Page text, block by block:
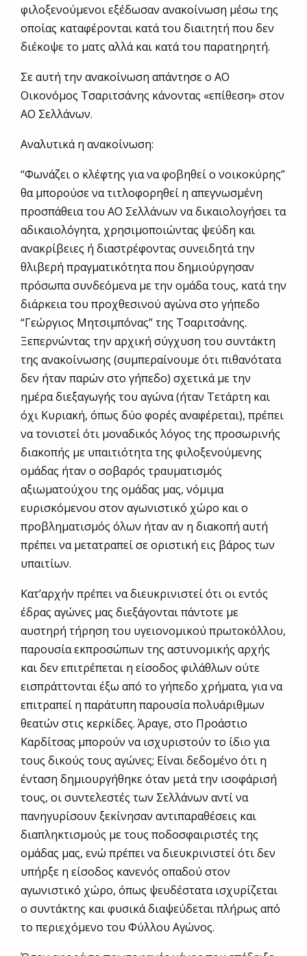
φιλοξενούμενοι εξέδωσαν ανακοίνωση μέσω της
οποίας καταφέρονται κατά του διαιτητή που δεν
διέκοψε το ματς αλλά και κατά του παρατηρητή.
Σε αυτή την ανακοίνωση απάντησε ο ΑΟ
Οικονόμος Τσαριτσάνης κάνοντας «επίθεση» στον
ΑΟ Σελλάνων.
Αναλυτικά η ανακοίνωση:
“Φωνάζει ο κλέφτης για να φοβηθεί ο νοικοκύρης”
θα μπορούσε να τιτλοφορηθεί η απεγνωσμένη
προσπάθεια του ΑΟ Σελλάνων να δικαιολογήσει τα
αδικαιολόγητα, χρησιμοποιώντας ψεύδη και
ανακρίβειες ή διαστρέφοντας συνειδητά την
θλιβερή πραγματικότητα που δημιούργησαν
πρόσωπα συνδεόμενα με την ομάδα τους, κατά την
διάρκεια του προχθεσινού αγώνα στο γήπεδο
“Γεώργιος Μητσιμπόνας” της Τσαριτσάνης.
Ξεπερνώντας την αρχική σύγχυση του συντάκτη
της ανακοίνωσης (συμπεραίνουμε ότι πιθανότατα
δεν ήταν παρών στο γήπεδο) σχετικά με την
ημέρα διεξαγωγής του αγώνα (ήταν Τετάρτη και
όχι Κυριακή, όπως δύο φορές αναφέρεται), πρέπει
να τονιστεί ότι μοναδικός λόγος της προσωρινής
διακοπής με υπαιτιότητα της φιλοξενούμενης
ομάδας ήταν ο σοβαρός τραυματισμός
αξιωματούχου της ομάδας μας, νόμιμα
ευρισκόμενου στον αγωνιστικό χώρο και ο
προβληματισμός όλων ήταν αν η διακοπή αυτή
πρέπει να μετατραπεί σε οριστική εις βάρος των
υπαιτίων.
Κατ’αρχήν πρέπει να διευκρινιστεί ότι οι εντός
έδρας αγώνες μας διεξάγονται πάντοτε με
αυστηρή τήρηση του υγειονομικού πρωτοκόλλου,
παρουσία εκπροσώπων της αστυνομικής αρχής
και δεν επιτρέπεται η είσοδος φιλάθλων ούτε
εισπράττονται έξω από το γήπεδο χρήματα, για να
επιτραπεί η παράτυπη παρουσία πολυάριθμων
θεατών στις κερκίδες. Άραγε, στο Προάστιο
Καρδίτσας μπορούν να ισχυριστούν το ίδιο για
τους δικούς τους αγώνες; Είναι δεδομένο ότι η
ένταση δημιουργήθηκε όταν μετά την ισοφάρισή
τους, οι συντελεστές των Σελλάνων αντί να
πανηγυρίσουν ξεκίνησαν αντιπαραθέσεις και
διαπληκτισμούς με τους ποδοσφαιριστές της
ομάδας μας, ενώ πρέπει να διευκρινιστεί ότι δεν
υπήρξε η είσοδος κανενός οπαδού στον
αγωνιστικό χώρο, όπως ψευδέστατα ισχυρίζεται
ο συντάκτης και φυσικά διαψεύδεται πλήρως από
το περιεχόμενο του Φύλλου Αγώνος.